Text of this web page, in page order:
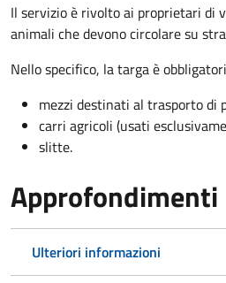
Il servizio è rivolto ai proprietari di
animali che devono circolare su
Nello specifico, la targa è
mezzi destinati al trasporto di
carri agricoli (usati
slitte.
Approfondimenti
Ulteriori informazioni